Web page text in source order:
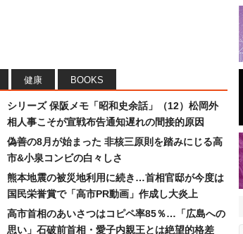
健康 BOOKS
シリーズ 保阪メモ「昭和史余話」（12）松岡外
相人事こそが宣戦布告通知遅れの間接的原因
偽善の8月が始まった 非核三原則を踏みにじる高
市&小泉コンビの白々しさ
熊本地震の被災地利用に続き…首相官邸が今度は
国民栄誉賞で「高市PR動画」作成し大炎上
高市首相のあいさつはコピペ率85％…「広島への
思い」石破前首相・愛子内親王とは絶望的格差